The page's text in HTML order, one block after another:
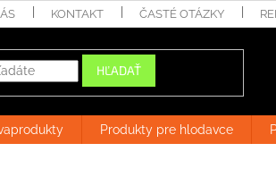
KONTAKT ČASTÉ OTÁZKY
HĽADAŤ
Produkty pre hlodavce